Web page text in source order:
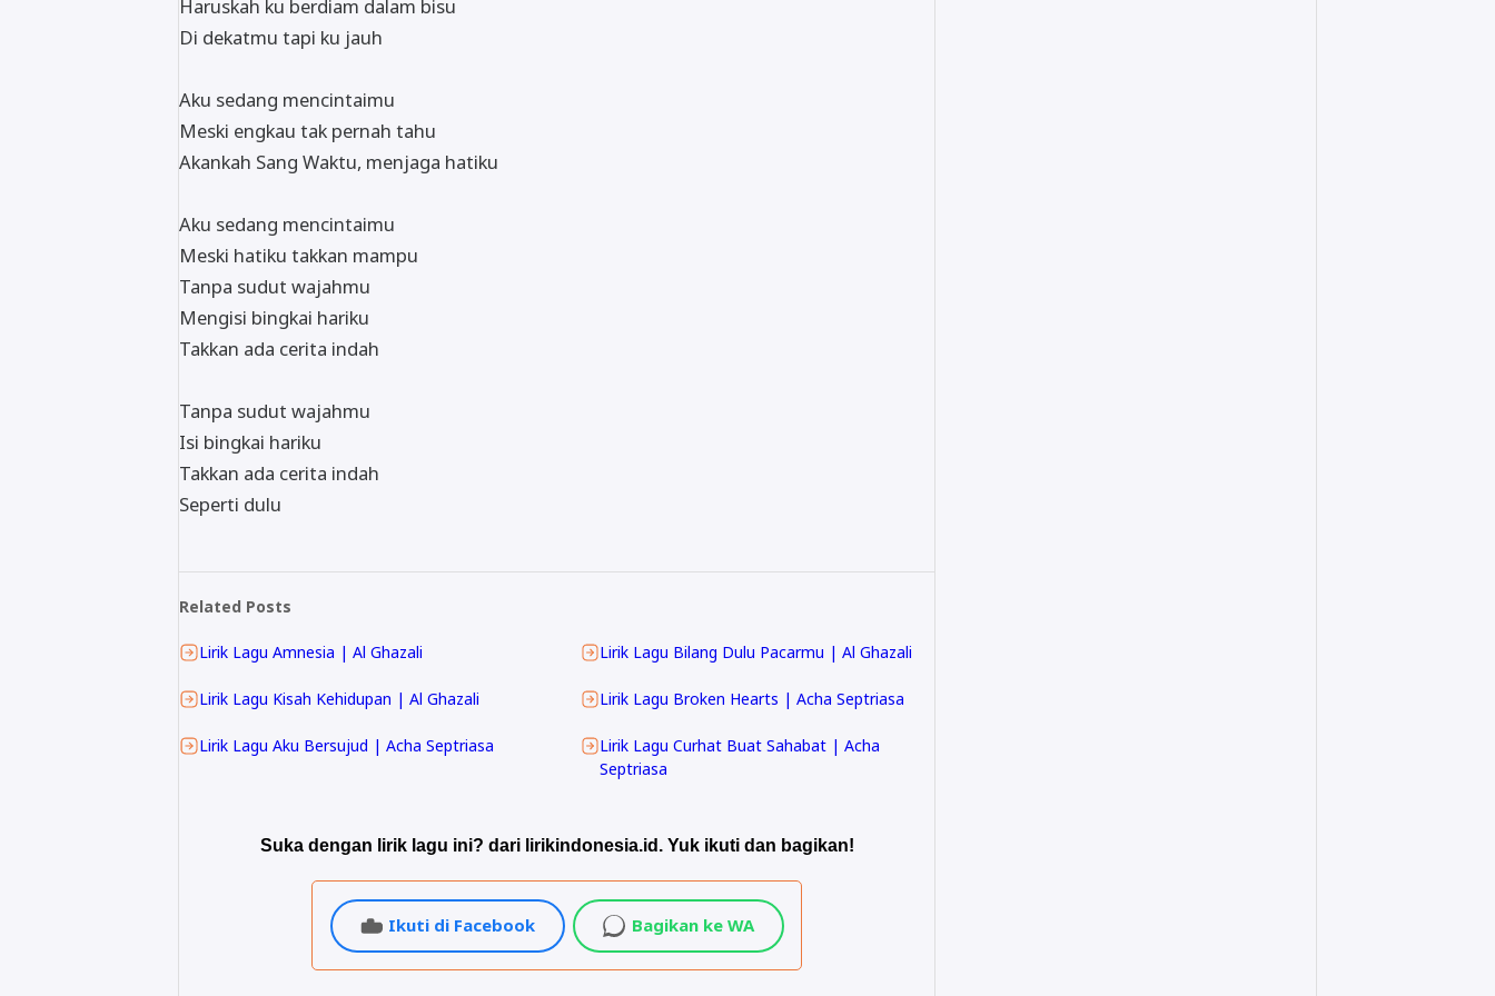
Haruskah ku berdiam dalam bisu
Di dekatmu tapi ku jauh
Aku sedang mencintaimu
Meski engkau tak pernah tahu
Akankah Sang Waktu, menjaga hatiku
Aku sedang mencintaimu
Meski hatiku takkan mampu
Tanpa sudut wajahmu
Mengisi bingkai hariku
Takkan ada cerita indah
Tanpa sudut wajahmu
Isi bingkai hariku
Takkan ada cerita indah
Seperti dulu
Related Posts
Lirik Lagu Amnesia | Al Ghazali Lirik Lagu Bilang Dulu Pacarmu | Al Ghazali
Lirik Lagu Kisah Kehidupan | Al Ghazali Lirik Lagu Broken Hearts | Acha Septriasa
Lirik Lagu Aku Bersujud | Acha Septriasa
Lirik Lagu Curhat Buat Sahabat | Acha
Septriasa
Suka dengan lirik lagu ini? dari lirikindonesia.id. Yuk ikuti dan bagikan!
Ikuti di Facebook Bagikan ke WA